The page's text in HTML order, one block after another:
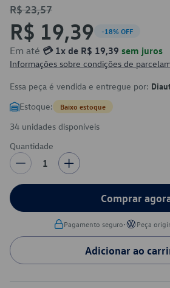
R$ 23,57
R$ 19,39 -18% OFF
Em até 💳 1x de R$ 19,39 sem juros
Informações sobre condições de
Essa peça é vendida e entregue por:
Estoque: Baixo estoque
34 unidades disponíveis
Quantidade
1
Comprar
Pagamento seguro• Peça
Adicionar ao